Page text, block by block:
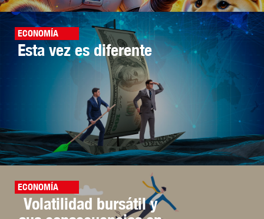
ECONOMÍA
Esta vez es diferente
ECONOMÍA
Volatilidad bursátil y